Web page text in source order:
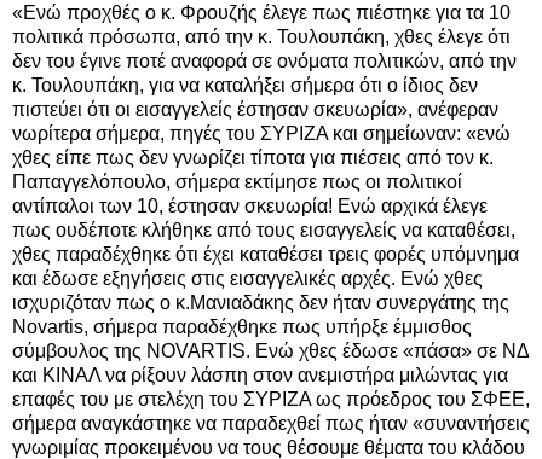
«Ενώ προχθές ο κ. Φρουζής έλεγε πως πιέστηκε για τα 10
πολιτικά πρόσωπα, από την κ. Τουλουπάκη, χθες έλεγε ότι
δεν του έγινε ποτέ αναφορά σε ονόματα πολιτικών, από την
κ. Τουλουπάκη, για να καταλήξει σήμερα ότι ο ίδιος δεν
πιστεύει ότι οι εισαγγελείς έστησαν σκευωρία», ανέφεραν
νωρίτερα σήμερα, πηγές του ΣΥΡΙΖΑ και σημείωναν: «ενώ
χθες είπε πως δεν γνωρίζει τίποτα για πιέσεις από τον κ.
Παπαγγελόπουλο, σήμερα εκτίμησε πως οι πολιτικοί
αντίπαλοι των 10, έστησαν σκευωρία! Ενώ αρχικά έλεγε
πως ουδέποτε κλήθηκε από τους εισαγγελείς να καταθέσει,
χθες παραδέχθηκε ότι έχει καταθέσει τρεις φορές υπόμνημα
και έδωσε εξηγήσεις στις εισαγγελικές αρχές. Ενώ χθες
ισχυριζόταν πως ο κ.Μανιαδάκης δεν ήταν συνεργάτης της
Novartis, σήμερα παραδέχθηκε πως υπήρξε έμμισθος
σύμβουλος της NOVARTIS. Ενώ χθες έδωσε «πάσα» σε ΝΔ
και ΚΙΝΑΛ να ρίξουν λάσπη στον ανεμιστήρα μιλώντας για
επαφές του με στελέχη του ΣΥΡΙΖΑ ως πρόεδρος του ΣΦΕΕ,
σήμερα αναγκάστηκε να παραδεχθεί πως ήταν «συναντήσεις
γνωριμίας προκειμένου να τους θέσουμε θέματα του κλάδου